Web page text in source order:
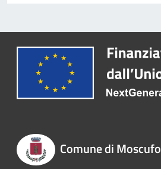
Comune di Moscufo